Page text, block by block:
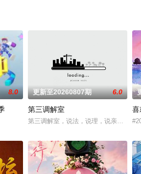
逃脱》的官方定制衍生节目。节目邀请大神玩
8.0 更新至20260807期 6.0
第三调解室
第三调解室，说法，说理，说亲情。第
喜